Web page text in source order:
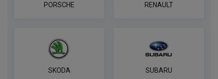
PORSCHE RENAULT
SKODA SUBARU